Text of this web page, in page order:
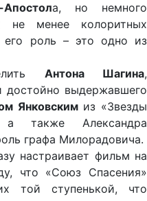
а, но немного
не менее колоритных
его роль – это одно из
Антона Шагина,
достойно выдержавшего
Янковскимиз «Звезды
а также Александра
графа Милорадовича.
настраивает фильм на
что «Союз Спасения»
той ступенькой, что